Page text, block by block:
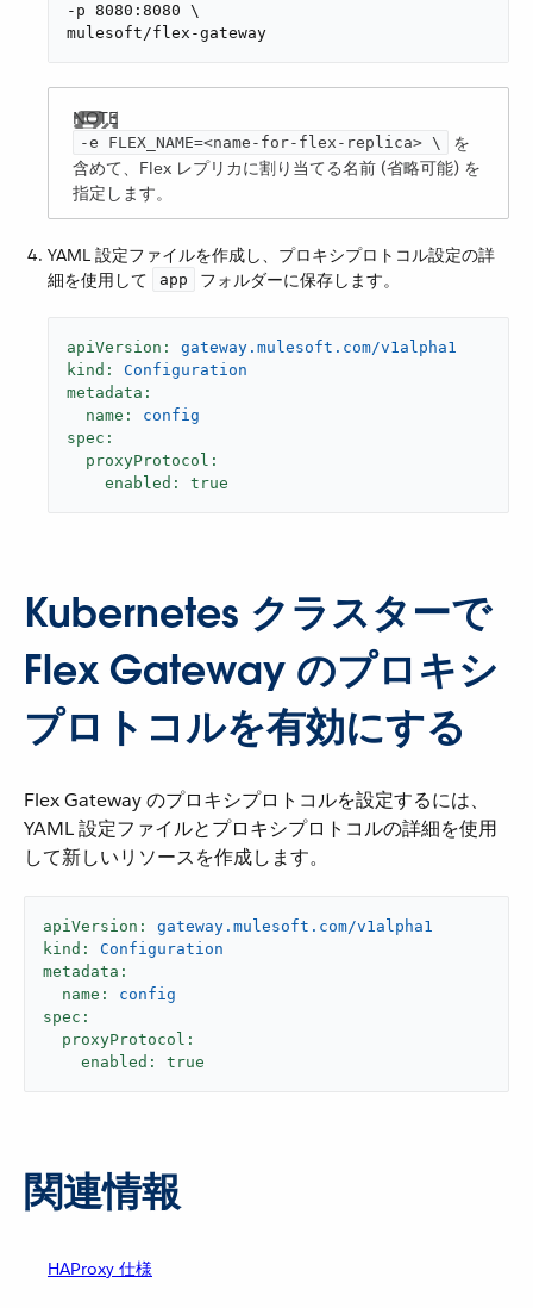
-p 8080:8080 \
mulesoft/flex-gateway
-e ​FLEX_NAME​=<name-for-flex-replica> \
を
含めて、Flex レプリカに割り当てる名前 (省略可能) を
指定します。
YAML 設定ファイルを作成し、プロキシプロトコル設定の詳
細を使用して ​
app ​ フォルダーに保存します。
apiVersion:
gateway.mulesoft.com/v1alpha1
kind:
Configuration
metadata:
name:
config
spec:
proxyProtocol:
enabled:
true
Kubernetes クラスターで
Flex Gateway のプロキシ
プロトコルを有効にする
Flex Gateway のプロキシプロトコルを設定するには、
YAML 設定ファイルとプロキシプロトコルの詳細を使用
して新しいリソースを作成します。
apiVersion:
gateway.mulesoft.com/v1alpha1
kind:
Configuration
metadata:
name:
config
spec:
proxyProtocol:
enabled:
true
関連情報
HAProxy 仕様